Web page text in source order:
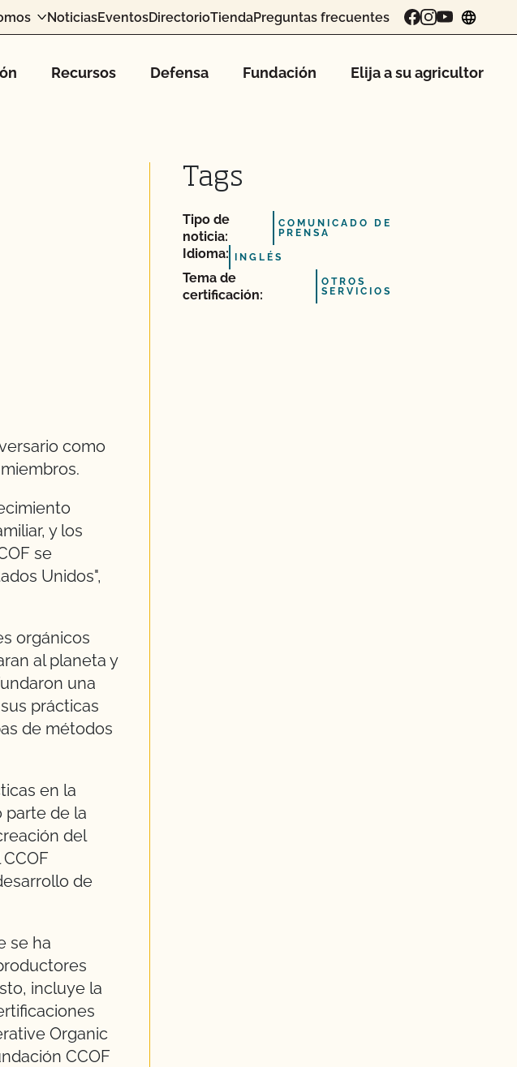
NoticiasEventosDirectorioTiendaPreguntas frecuentes
Recursos Defensa Fundación Elija a su agricultor
como
y los
se
Unidos",
orgánicos
al planeta y
una
prácticas
de métodos
en la
parte de la
del
de
se ha
incluye la
Organic
CCOF
Tags
Tipo de
noticia:
COMUNICADO DE
PRENSA
Idioma: INGLÉS
Tema de
certificación:
OTROS
SERVICIOS